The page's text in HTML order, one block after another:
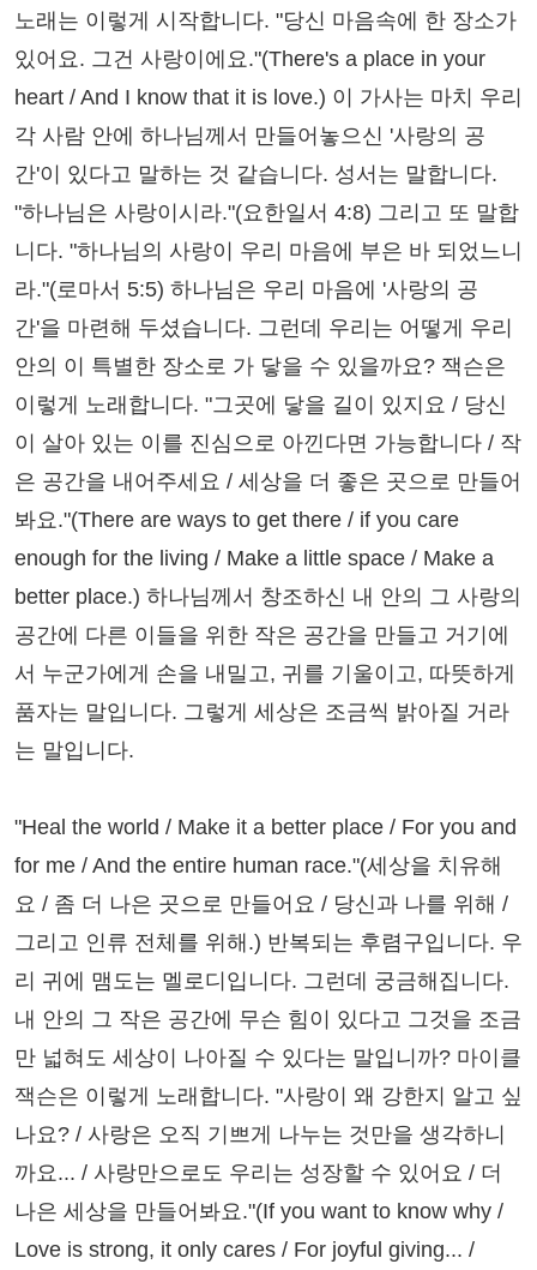
노래는 이렇게 시작합니다. "당신 마음속에 한 장소가
있어요. 그건 사랑이에요."(There's a place in your
heart / And I know that it is love.) 이 가사는 마치 우리
각 사람 안에 하나님께서 만들어놓으신 '사랑의 공
간'이 있다고 말하는 것 같습니다. 성서는 말합니다.
"하나님은 사랑이시라."(요한일서 4:8) 그리고 또 말합
니다. "하나님의 사랑이 우리 마음에 부은 바 되었느니
라."(로마서 5:5) 하나님은 우리 마음에 '사랑의 공
간'을 마련해 두셨습니다. 그런데 우리는 어떻게 우리
안의 이 특별한 장소로 가 닿을 수 있을까요? 잭슨은
이렇게 노래합니다. "그곳에 닿을 길이 있지요 / 당신
이 살아 있는 이를 진심으로 아낀다면 가능합니다 / 작
은 공간을 내어주세요 / 세상을 더 좋은 곳으로 만들어
봐요."(There are ways to get there / if you care
enough for the living / Make a little space / Make a
better place.) 하나님께서 창조하신 내 안의 그 사랑의
공간에 다른 이들을 위한 작은 공간을 만들고 거기에
서 누군가에게 손을 내밀고, 귀를 기울이고, 따뜻하게
품자는 말입니다. 그렇게 세상은 조금씩 밝아질 거라
는 말입니다.
"Heal the world / Make it a better place / For you and
for me / And the entire human race."(세상을 치유해
요 / 좀 더 나은 곳으로 만들어요 / 당신과 나를 위해 /
그리고 인류 전체를 위해.) 반복되는 후렴구입니다. 우
리 귀에 맴도는 멜로디입니다. 그런데 궁금해집니다.
내 안의 그 작은 공간에 무슨 힘이 있다고 그것을 조금
만 넓혀도 세상이 나아질 수 있다는 말입니까? 마이클
잭슨은 이렇게 노래합니다. "사랑이 왜 강한지 알고 싶
나요? / 사랑은 오직 기쁘게 나누는 것만을 생각하니
까요... / 사랑만으로도 우리는 성장할 수 있어요 / 더
나은 세상을 만들어봐요."(If you want to know why /
Love is strong, it only cares / For joyful giving... /